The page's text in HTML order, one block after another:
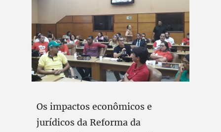
Os impactos econômicos e
jurídicos da Reforma da